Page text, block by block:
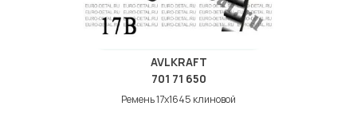
AVLKRAFT
701 71 650
Ремень 17х1645 клиновой